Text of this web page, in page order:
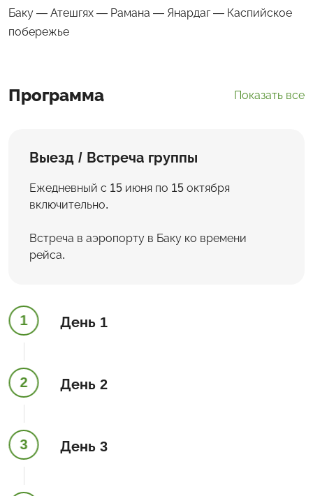
Баку — Атешгях — Рамана — Янардаг — Каспийское
побережье
Программа Показать все
Выезд / Встреча группы
Ежедневный с 15 июня по 15 октября
включительно.
Встреча в аэропорту в Баку ко времени
рейса.
1 День 1
2 День 2
3 День 3